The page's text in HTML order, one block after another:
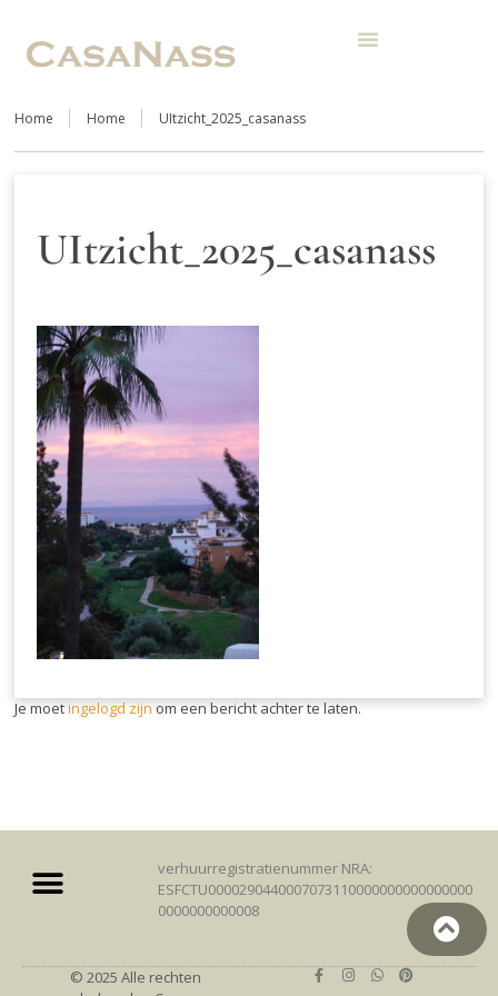
Home Home UItzicht_2025_casanass
UItzicht_2025_casanass
Je moetingelogd zijnom een bericht achter te laten.
verhuurregistratienummer NRA:
ESFCTU0000290440007073110000000000000000
0000000000008
© 2025 Alle rechten